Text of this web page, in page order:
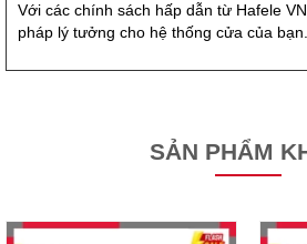
Với các chính sách hấp dẫn từ Hafele
pháp lý tưởng cho hệ thống cửa của bạn.
SẢN PHẨM